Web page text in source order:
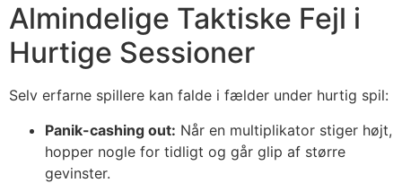
Almindelige Taktiske Fejl i
Hurtige Sessioner
Selv erfarne spillere kan falde i fælder under hurtig spil:
Panik-cashing out: Når en multiplikator stiger højt,
hopper nogle for tidligt og går glip af større
gevinster.